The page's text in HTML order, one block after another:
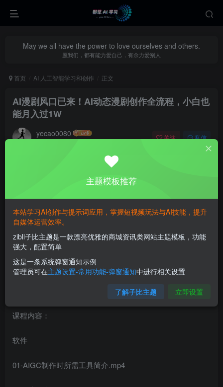
May we all have the power to love ourselves and others.
愿我们，都有能力爱自己，有余力爱别人
首页 AI 人工智能学习和创作 正文
AI漫剧风口已来！AI动态漫剧创作全流程，小白也
能月入过1W
yecao0080 关注 私信
课程内容：
软件
01-AIGC制作时所需工具简介.mp4
主题模板推荐
本站学习AI创作与提示词应用，掌握短视频玩法与AI技能，提升
自媒体运营效率。
zibll子比主题是一款漂亮优雅的商城资讯类网站主题模板，功能
强大，配置简单
这是一条系统弹窗通知示例
管理员可在主题设置-常用功能-弹窗通知中进行相关设置
了解子比主题 立即设置